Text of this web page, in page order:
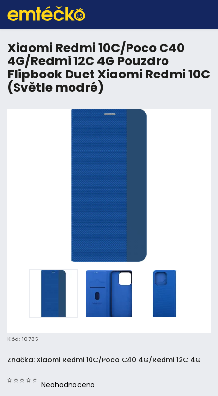
Xiaomi Redmi 10C/Poco C40
4G/Redmi 12C 4G Pouzdro
Flipbook Duet Xiaomi Redmi 10C
(Světle modré)
Kód: 10735
Neohodnoceno
Značka: Xiaomi Redmi 10C/Poco C40 4G/Redmi 12C 4G